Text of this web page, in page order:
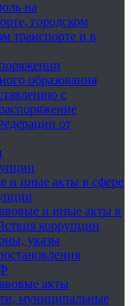
на
городском
транспорте и в
образования
с
от
и иные акты в сфере
и иные акты в
коррупции
указы
акты
муниципальные